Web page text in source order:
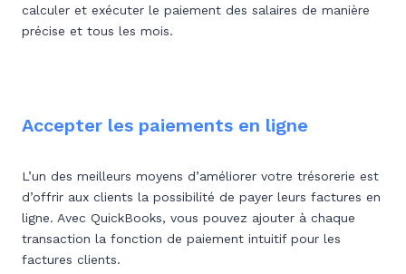
calculer et exécuter le paiement des salaires de manière
précise et tous les mois.
Accepter les paiements en ligne
L’un des meilleurs moyens d’améliorer votre trésorerie est
d’offrir aux clients la possibilité de payer leurs factures en
ligne. Avec QuickBooks, vous pouvez ajouter à chaque
transaction la fonction de paiement intuitif pour les
factures clients.